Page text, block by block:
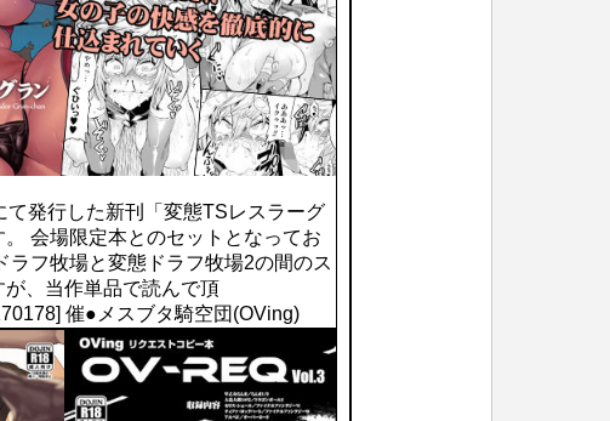
て発行した新刊「変態TSレスラーグ
会場限定本とのセットとなってお
ラフ牧場と変態ドラフ牧場2の間のス
が、当作単品で読んで頂
催●メスブタ騎空団(OVing)